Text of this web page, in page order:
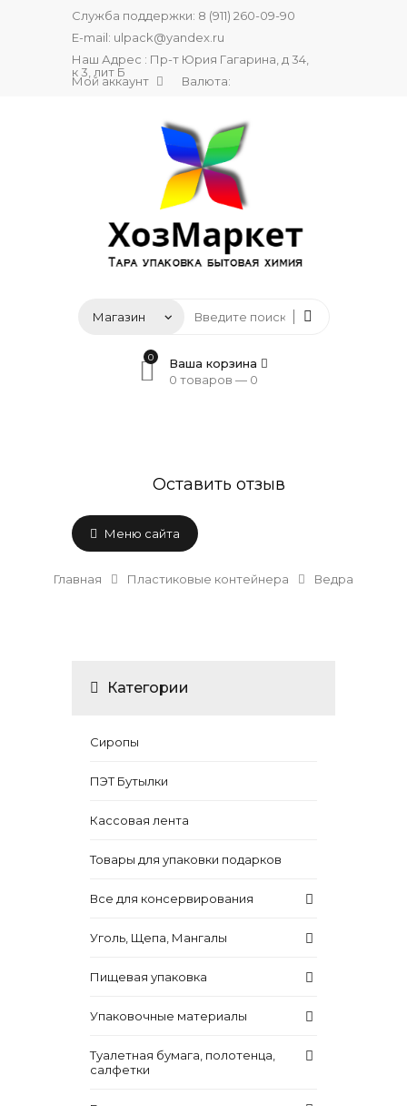
Служба поддержки: 8 (911) 260-09-90
E-mail: ulpack@yandex.ru
Наш Адрес : Пр-т Юрия Гагарина, д 34,
к 3, лит Б
Мой аккаунт Валюта:
0
Ваша корзина
0 товаров — 0
Оставить отзыв
Меню сайта
Главная Пластиковые контейнера Ведра
Категории
Сиропы
ПЭТ Бутылки
Кассовая лента
Товары для упаковки подарков
Все для консервирования
Уголь, Щепа, Мангалы
Пищевая упаковка
Упаковочные материалы
Туалетная бумага, полотенца,
салфетки